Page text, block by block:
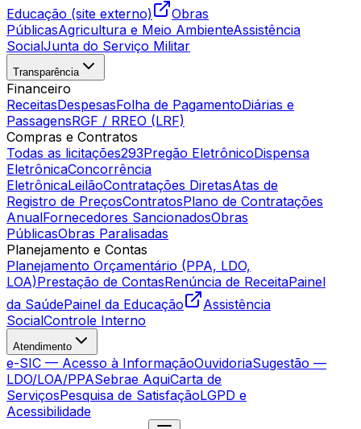
Educação (site externo)
Obras
PúblicasAgricultura e Meio AmbienteAssistência
SocialJunta do Serviço Militar
Transparência
Financeiro
ReceitasDespesasFolha de PagamentoDiárias e
PassagensRGF / RREO (LRF)
Compras e Contratos
Todas as licitações293Pregão EletrônicoDispensa
EletrônicaConcorrência
EletrônicaLeilãoContratações DiretasAtas de
Registro de PreçosContratosPlano de Contratações
AnualFornecedores SancionadosObras
PúblicasObras Paralisadas
Planejamento e Contas
Planejamento Orçamentário (PPA, LDO,
LOA)Prestação de ContasRenúncia de ReceitaPainel
da SaúdePainel da Educação
Assistência
SocialControle Interno
Atendimento
e-SIC — Acesso à InformaçãoOuvidoriaSugestão —
LDO/LOA/PPASebrae AquiCarta de
ServiçosPesquisa de SatisfaçãoLGPD e
Acessibilidade